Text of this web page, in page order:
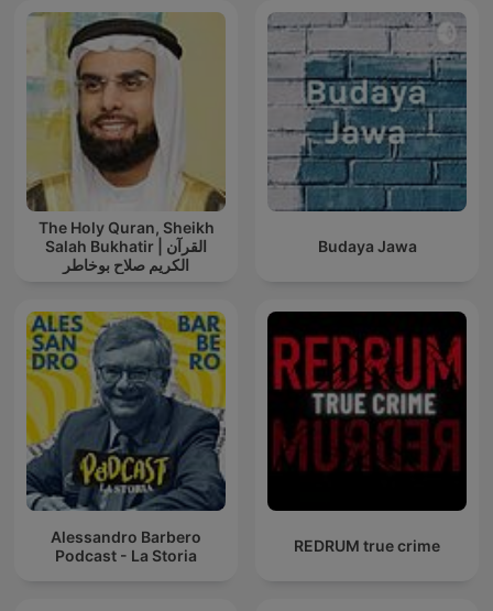
The Holy Quran, Sheikh
Salah Bukhatir | القرآن
الكريم صلاح بوخاطر
Budaya Jawa
Alessandro Barbero
Podcast - La Storia
REDRUM true crime